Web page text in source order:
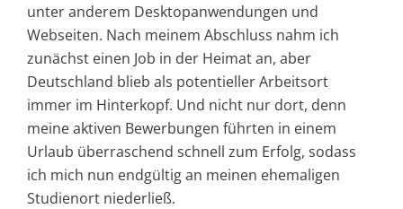
unter anderem Desktopanwendungen und
Webseiten. Nach meinem Abschluss nahm ich
zunächst einen Job in der Heimat an, aber
Deutschland blieb als potentieller Arbeitsort
immer im Hinterkopf. Und nicht nur dort, denn
meine aktiven Bewerbungen führten in einem
Urlaub überraschend schnell zum Erfolg, sodass
ich mich nun endgültig an meinen ehemaligen
Studienort niederließ.